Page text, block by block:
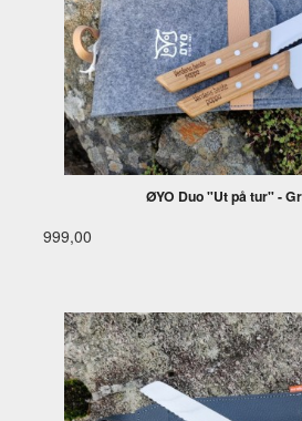
ØYO Duo "Ut på tur" -
999,00